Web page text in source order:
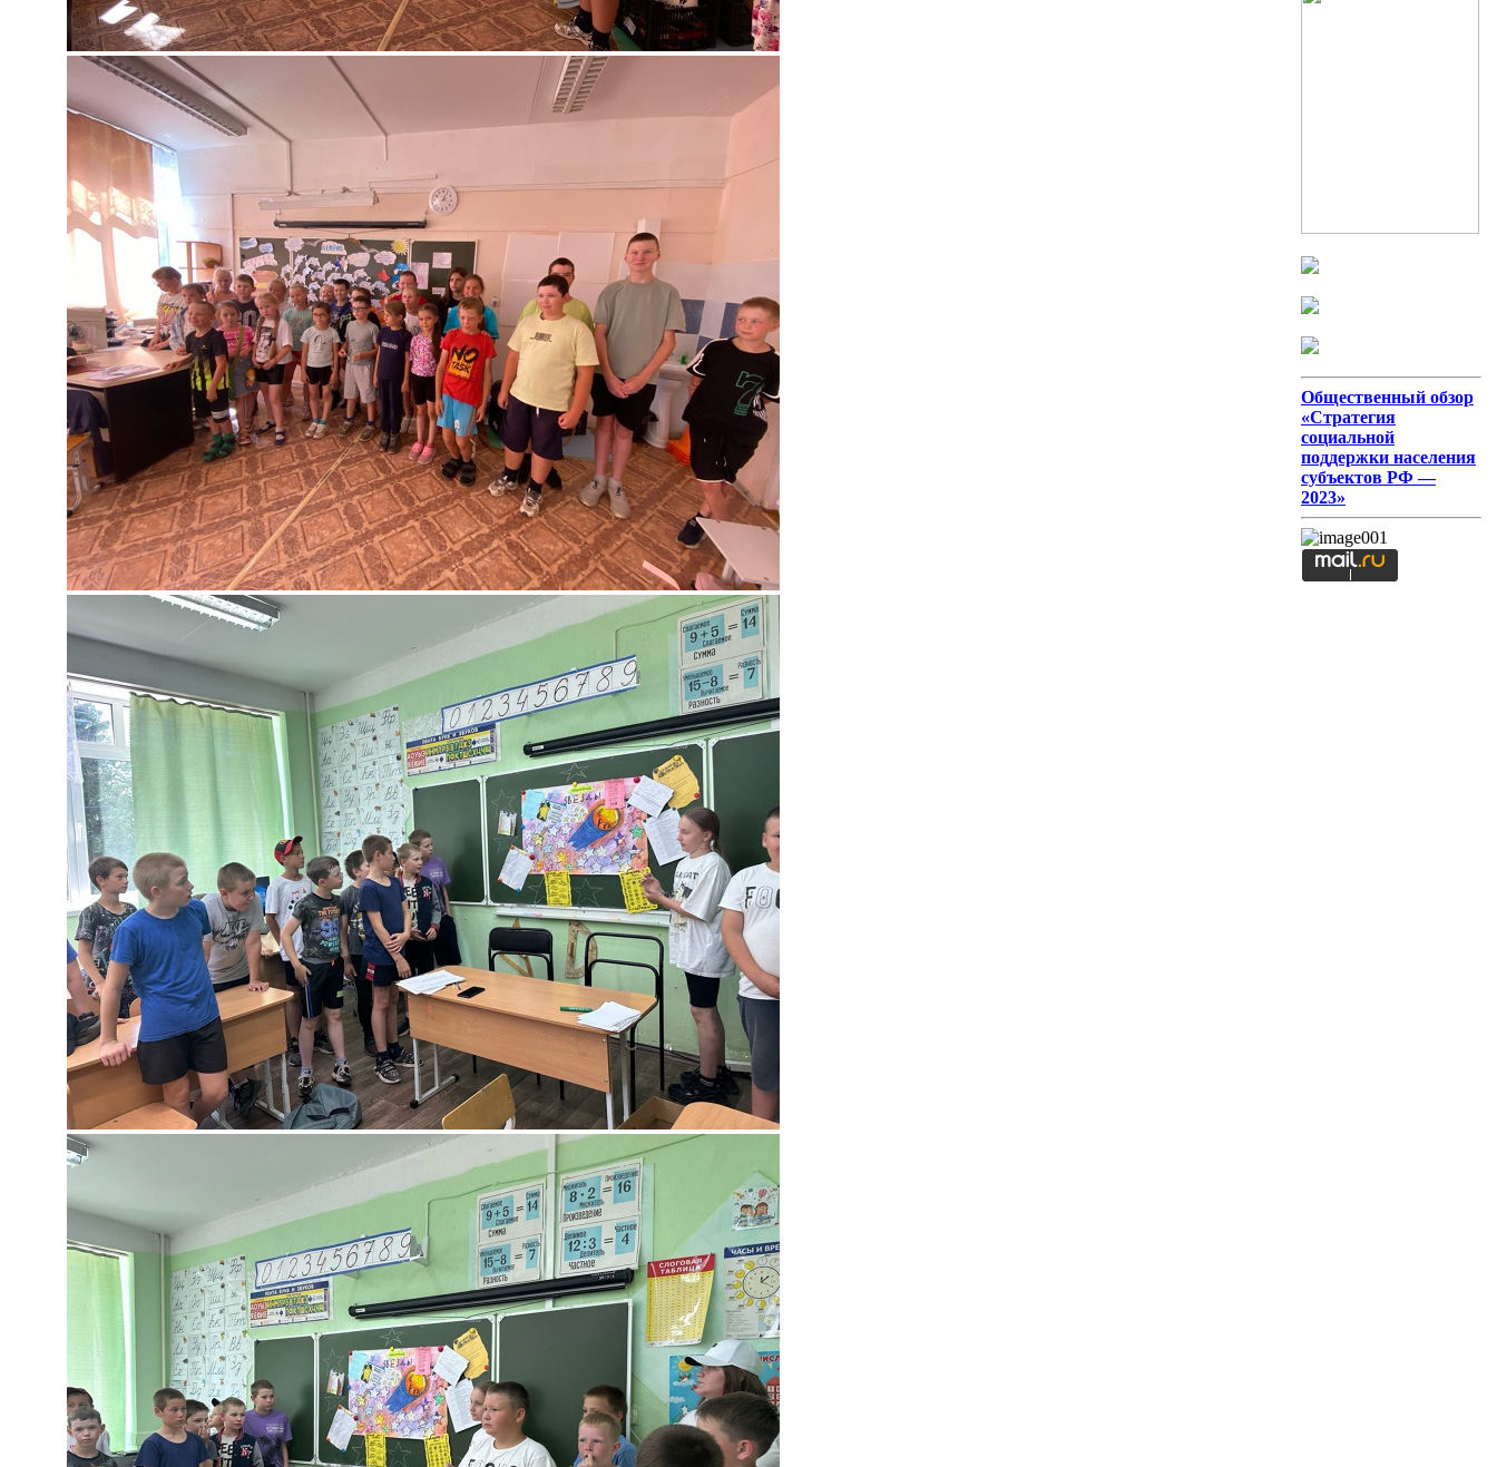
Общественный обзор
«Стратегия
социальной
поддержки населения
субъектов РФ —
2023»